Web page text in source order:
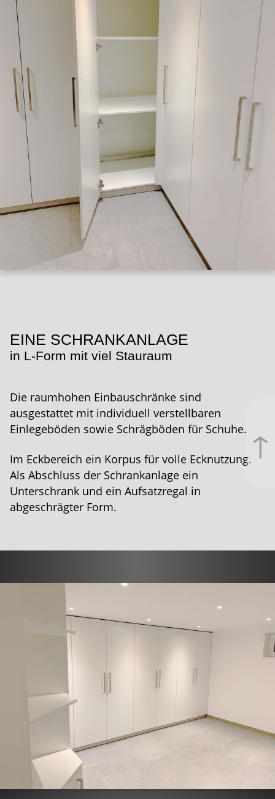
EINE SCHRANK­ANLAGE
in L-Form mit viel Stauraum
Die raumhohen Einbau­schränke sind
ausgestattet mit individuell verstellbaren
Einlegeböden sowie Schrägböden für Schuhe.
Im Eckbereich ein Korpus für volle Ecknutzung.
Als Abschluss der Schrank­anlage ein
Unterschrank und ein Aufsatzregal in
abgeschrägter Form.
↑